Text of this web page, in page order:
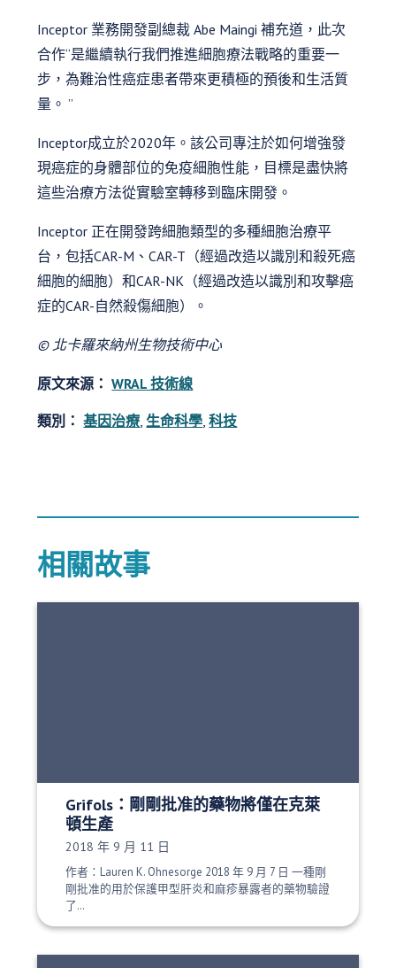
Inceptor 業務開發副總裁 Abe Maingi 補充道，此次
合作“是繼續執行我們推進細胞療法戰略的重要一
步，為難治性癌症患者帶來更積極的預後和生活質
量。 ”
Inceptor成立於2020年。該公司專注於如何增強發
現癌症的身體部位的免疫細胞性能，目標是盡快將
這些治療方法從實驗室轉移到臨床開發。
Inceptor 正在開發跨細胞類型的多種細胞治療平
台，包括CAR-M、CAR-T（經過改造以識別和殺死癌
細胞的細胞）和CAR-NK（經過改造以識別和攻擊癌
症的CAR-自然殺傷細胞）。
© 北卡羅來納州生物技術中心
原文來源：WRAL 技術線
類別： 基因治療 ,生命科學 ,科技
相關故事
Grifols：剛剛批准的藥物將僅在克萊
頓生產
發布日期：
2018 年 9 月 11 日
作者：Lauren K. Ohnesorge 2018 年 9 月 7 日 一種剛
剛批准的用於保護甲型肝炎和麻疹暴露者的藥物驗證
了…